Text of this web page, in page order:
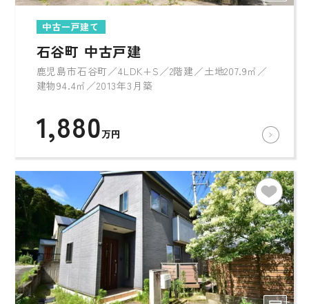
中古一戸建て
石谷町 中古戸建
鹿児島市石谷町／4LDK+S／2階建／土地207.9㎡／
建物94.4㎡／2013年3月築
1,880万円